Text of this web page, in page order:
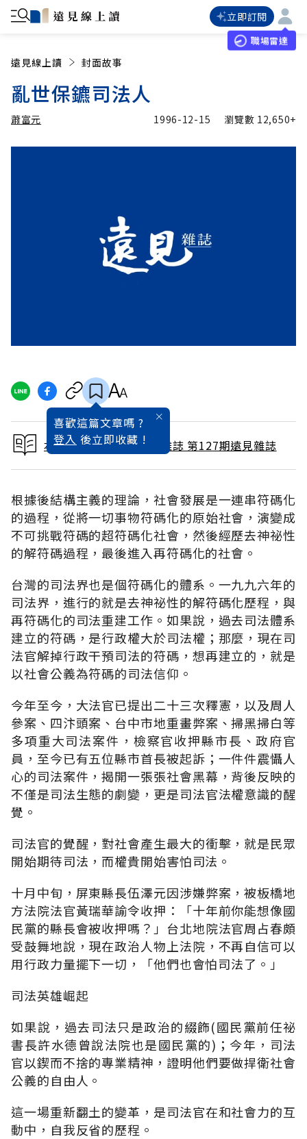
立即訂閱
職場雷達
遠見線上讀 封面故事
亂世保鑣司法人
蕭富元 1996-12-15 瀏覽數 12,650+
喜歡這篇文章嗎 ?
登入 後立即收藏 !
本文出自 1997 / 1月號雜誌 第127期遠見雜誌
根據後結構主義的理論，社會發展是一連串符碼化
的過程，從將一切事物符碼化的原始社會，演變成
不可挑戰符碼的超符碼化社會，然後經歷去神祕性
的解符碼過程，最後進入再符碼化的社會。
台灣的司法界也是個符碼化的體系。一九九六年的
司法界，進行的就是去神祕性的解符碼化歷程，與
再符碼化的司法重建工作。如果說，過去司法體系
建立的符碼，是行政權大於司法權；那麼，現在司
法官解掉行政干預司法的符碼，想再建立的，就是
以社會公義為符碼的司法信仰。
今年至今，大法官已提出二十三次釋憲，以及周人
參案、四汴頭案、台中市地重畫弊案、掃黑掃白等
多項重大司法案件，檢察官收押縣市長、政府官
員，至今已有五位縣市首長被起訴；一件件震懾人
心的司法案件，揭開一張張社會黑幕，背後反映的
不僅是司法生態的劇變，更是司法官法權意識的醒
覺。
司法官的覺醒，對社會產生最大的衝擊，就是民眾
開始期待司法，而權貴開始害怕司法。
十月中旬，屏東縣長伍澤元因涉嫌弊案，被板橋地
方法院法官黃瑞華諭令收押：「十年前你能想像國
民黨的縣長會被收押嗎？」台北地院法官周占春頗
受鼓舞地說，現在政治人物上法院，不再自信可以
用行政力量擺下一切，「他們也會怕司法了。」
司法英雄崛起
如果說，過去司法只是政治的綴飾(國民黨前任祕
書長許水德曾說法院也是國民黨的)；今年，司法
官以鍥而不捨的專業精神，證明他們要做捍衛社會
公義的自由人。
這一場重新翻土的變革，是司法官在和社會力的互
動中，自我反省的歷程。